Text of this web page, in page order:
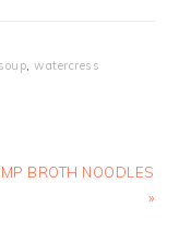
soup,watercress
BROTH NOODLES
»